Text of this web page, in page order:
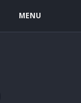
MENU